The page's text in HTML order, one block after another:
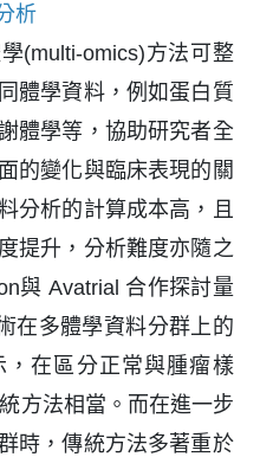
析
(multi-omics)方法可整
體學資料，例如蛋白質
體學等，協助研究者全
的變化與臨床表現的關
分析的計算成本高，且
提升，分析難度亦隨之
與 Avatrial 合作探討量
在多體學資料分群上的
在區分正常與腫瘤樣
方法相當。而在進一步
時，傳統方法多著重於